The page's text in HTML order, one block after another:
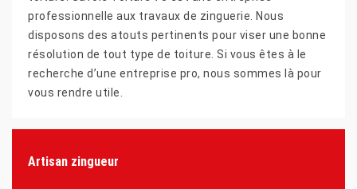
professionnelle aux travaux de zinguerie. Nous
disposons des atouts pertinents pour viser une bonne
résolution de tout type de toiture. Si vous êtes à le
recherche d’une entreprise pro, nous sommes là pour
vous rendre utile.
Artisan zingueur